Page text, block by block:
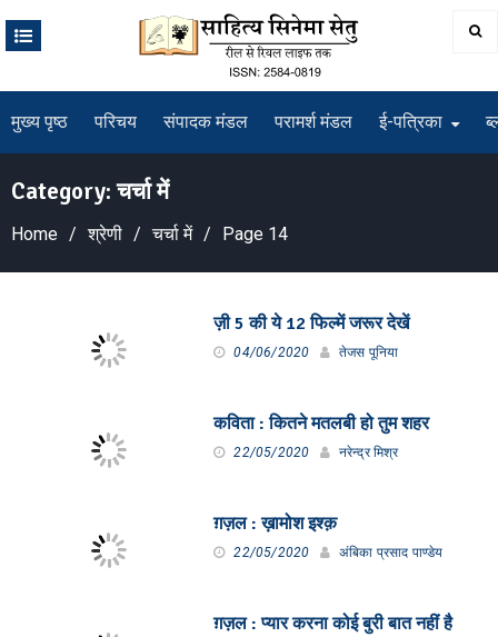
मुख्य पृष्ठ परिचय संपादक मंडल परामर्श मंडल ई-पत्रिका
Category:चर्चा में
Home श्रेणी चर्चा में Page 14
ज़ी 5 की ये 12 फिल्में जरूर देखें
04/06/2020 तेजस पूनिया
कविता : कितने मतलबी हो तुम शहर
22/05/2020 नरेन्द्र मिश्र
ग़ज़ल : ख़ामोश इश्क़
22/05/2020 अंबिका प्रसाद पाण्डेय
ग़ज़ल : प्यार करना कोई बुरी बात नहीं है